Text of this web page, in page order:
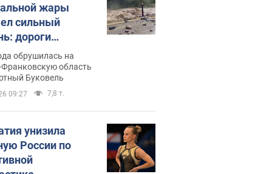
жары
сильный
дороги
в реки.
обрушилась на
область
Буковель
09:27 7,8 т.
унизила
России по